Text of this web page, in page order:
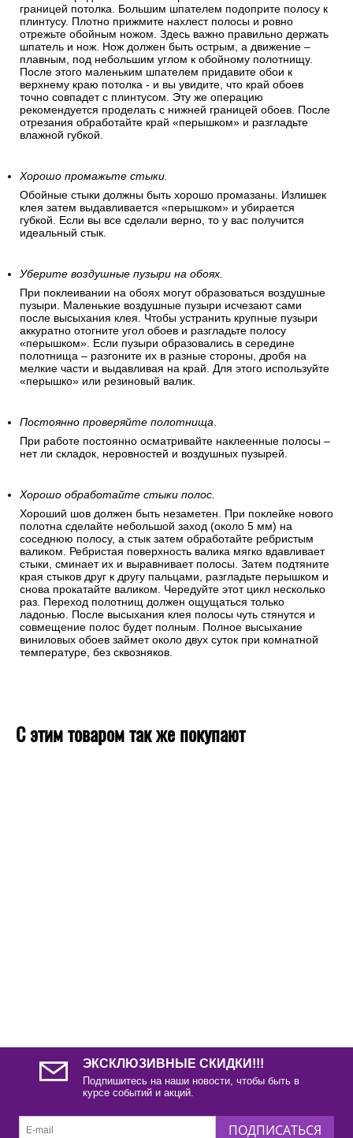
границей потолка. Большим шпателем подоприте полосу к
плинтусу. Плотно прижмите нахлест полосы и ровно
отрежьте обойным ножом. Здесь важно правильно держать
шпатель и нож. Нож должен быть острым, а движение –
плавным, под небольшим углом к обойному полотнищу.
После этого маленьким шпателем придавите обои к
верхнему краю потолка - и вы увидите, что край обоев
точно совпадет с плинтусом. Эту же операцию
рекомендуется проделать с нижней границей обоев. После
отрезания обработайте край «перышком» и разгладьте
влажной губкой.
Хорошо промажьте стыки.
Обойные стыки должны быть хорошо промазаны. Излишек
клея затем выдавливается «перышком» и убирается
губкой. Если вы все сделали верно, то у вас получится
идеальный стык.
Уберите воздушные пузыри на обоях.
При поклеивании на обоях могут образоваться воздушные
пузыри. Маленькие воздушные пузыри исчезают сами
после высыхания клея. Чтобы устранить крупные пузыри
аккуратно отогните угол обоев и разгладьте полосу
«перышком». Если пузыри образовались в середине
полотнища – разгоните их в разные стороны, дробя на
мелкие части и выдавливая на край. Для этого используйте
«перышко» или резиновый валик.
Постоянно проверяйте полотнища.
При работе постоянно осматривайте наклеенные полосы –
нет ли складок, неровностей и воздушных пузырей.
Хорошо обработайте стыки полос.
Хороший шов должен быть незаметен. При поклейке нового
полотна сделайте небольшой заход (около 5 мм) на
соседнюю полосу, а стык затем обработайте ребристым
валиком. Ребристая поверхность валика мягко вдавливает
стыки, сминает их и выравнивает полосы. Затем подтяните
края стыков друг к другу пальцами, разгладьте перышком и
снова прокатайте валиком. Чередуйте этот цикл несколько
раз. Переход полотнищ должен ощущаться только
ладонью. После высыхания клея полосы чуть стянутся и
совмещение полос будет полным. Полное высыхание
виниловых обоев займет около двух суток при комнатной
температуре, без сквозняков.
С этим товаром так же покупают
ЭКСКЛЮЗИВНЫЕ СКИДКИ!!!
Подпишитесь на наши новости, чтобы быть в
курсе событий и акций.
ПОДПИСАТЬСЯ